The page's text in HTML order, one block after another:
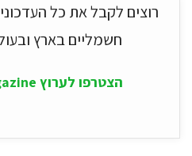
רוצים לקבל את כל
חשמליים בארץ
הצטרפו לערוץ EV Magazine בטלגרם